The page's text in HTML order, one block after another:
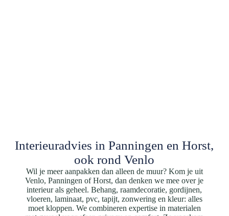
Interieuradvies in Panningen en Horst,
ook rond Venlo
Wil je meer aanpakken dan alleen de muur? Kom je uit
Venlo, Panningen of Horst, dan denken we mee over je
interieur als geheel. Behang, raamdecoratie, gordijnen,
vloeren, laminaat, pvc, tapijt, zonwering en kleur: alles
moet kloppen. We combineren expertise in materialen